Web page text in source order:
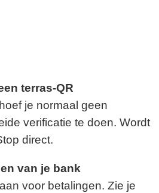
terras-QR
je normaal geen
verificatie te doen. Wordt
direct.
van je bank
voor betalingen. Zie je